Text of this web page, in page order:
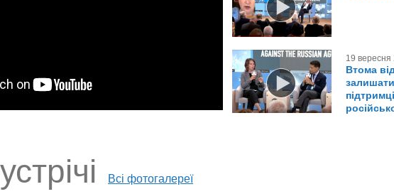
19 вересня
Втома
Всі фотогалереї